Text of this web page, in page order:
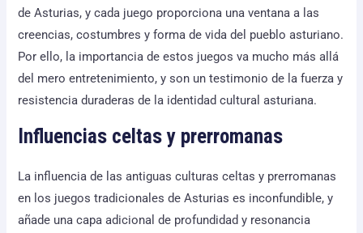
de Asturias, y cada juego proporciona una ventana a las
creencias, costumbres y forma de vida del pueblo asturiano.
Por ello, la importancia de estos juegos va mucho más allá
del mero entretenimiento, y son un testimonio de la fuerza y
resistencia duraderas de la identidad cultural asturiana.
Influencias celtas y prerromanas
La influencia de las antiguas culturas celtas y prerromanas
en los juegos tradicionales de Asturias es inconfundible, y
añade una capa adicional de profundidad y resonancia